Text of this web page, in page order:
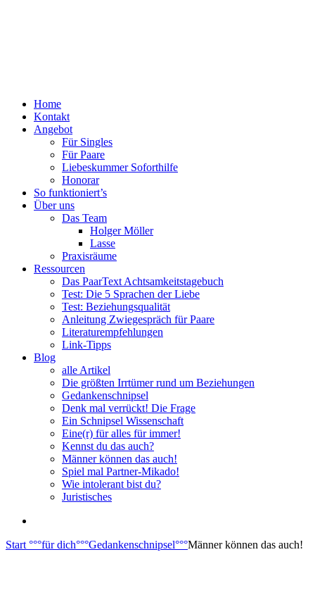
Zum
Inhalt
springen
PaarText
Coaching
Menü
Home
Kontakt
Angebot
Für Singles
Für Paare
Liebeskummer Soforthilfe
Honorar
So funktioniert’s
Über uns
Das Team
Holger Möller
Lasse
Praxisräume
Ressourcen
Das PaarText Achtsamkeitstagebuch
Test: Die 5 Sprachen der Liebe
Test: Beziehungsqualität
Anleitung Zwiegespräch für Paare
Literaturempfehlungen
Link-Tipps
Blog
alle Artikel
Die größten Irrtümer rund um Beziehungen
Gedankenschnipsel
Denk mal verrückt! Die Frage
Ein Schnipsel Wissenschaft
Eine(r) für alles für immer!
Kennst du das auch?
Männer können das auch!
Spiel mal Partner-Mikado!
Wie intolerant bist du?
Juristisches
Start °°°für dich°°°Gedankenschnipsel°°°Männer können das auch!